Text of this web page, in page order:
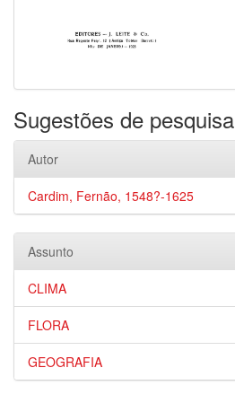
Sugestões de pesquisa
Autor
Cardim, Fernão, 1548?-1625
Assunto
CLIMA
FLORA
GEOGRAFIA